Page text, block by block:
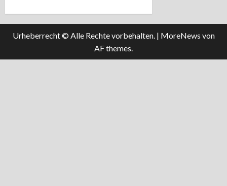
3,5/35
Beiträge
Urheberrecht © Alle Rechte vorbehalten. | MoreNews von
AF themes.